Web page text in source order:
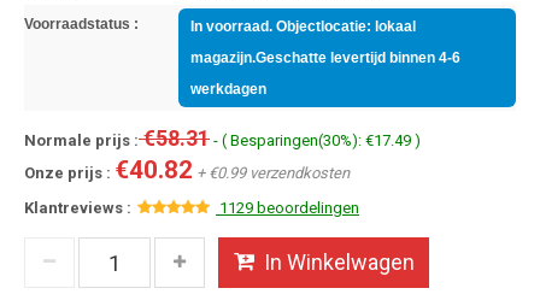
Voorraadstatus :
In voorraad. Objectlocatie: lokaal
magazijn.Geschatte levertijd binnen 4-6
werkdagen
Normale prijs :€58.31 - ( Besparingen(30%): €17.49 )
Onze prijs : €40.82 + €0.99 verzendkosten
Klantreviews :
1129 beoordelingen
In Winkelwagen